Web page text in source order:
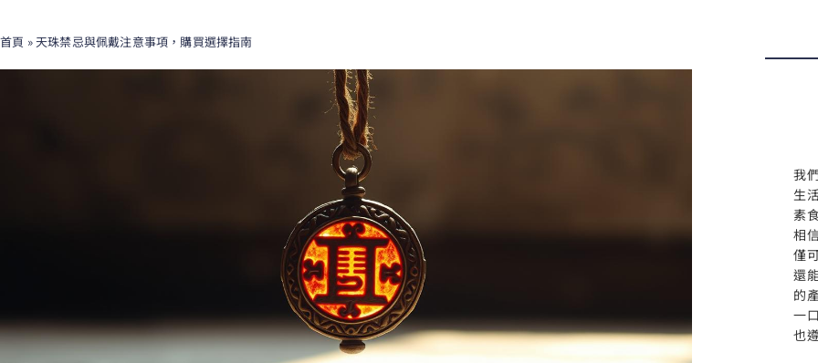
首頁 »天珠禁忌與佩戴注意事項，購買選擇指南
我
生
素
相
僅
還
的
一
也